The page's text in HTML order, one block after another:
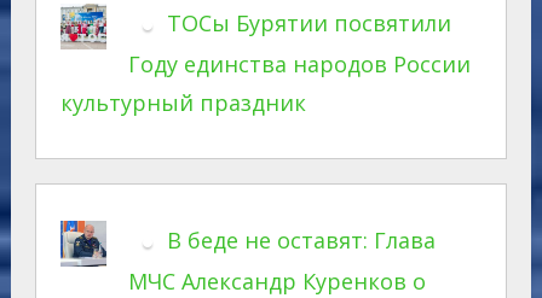
ТОСы Бурятии посвятили
Году единства народов России
культурный праздник
В беде не оставят: Глава
МЧС Александр Куренков о